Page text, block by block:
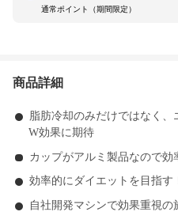
通常ポイント（期間限定）
商品詳細
脂肪冷却のみだけではなく
W効果に期待
カップがアルミ製品なので効
効率的にダイエットを目指
自社開発マシンで効果重視